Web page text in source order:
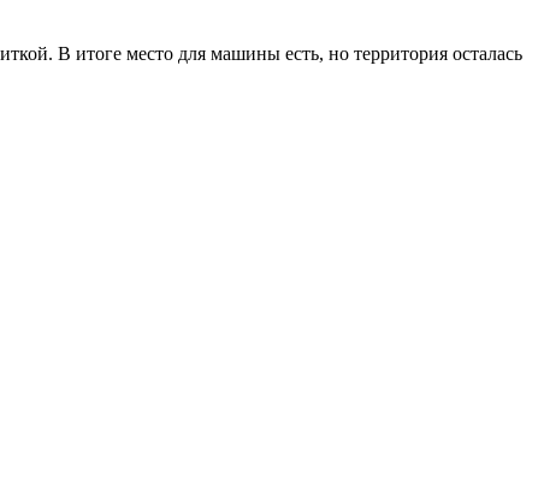
В итоге место для машины есть, но территория осталась